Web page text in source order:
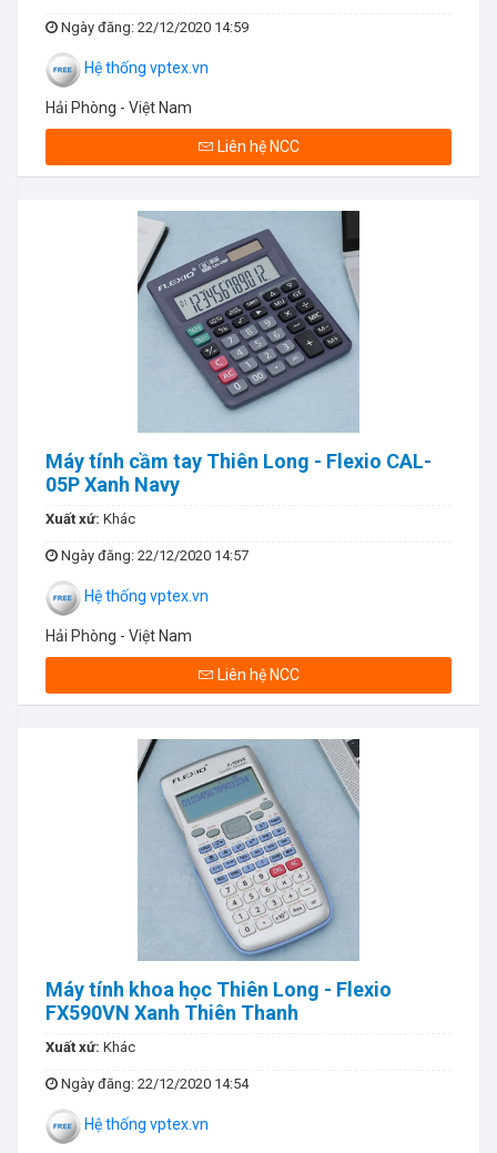
Ngày đăng: 22/12/2020 14:59
Hệ thống vptex.vn
Hải Phòng - Việt Nam
Liên hệ NCC
Máy tính cầm tay Thiên Long - Flexio CAL-
05P Xanh Navy
Xuất xứ: Khác
Ngày đăng: 22/12/2020 14:57
Hệ thống vptex.vn
Hải Phòng - Việt Nam
Liên hệ NCC
Máy tính khoa học Thiên Long - Flexio
FX590VN Xanh Thiên Thanh
Xuất xứ: Khác
Ngày đăng: 22/12/2020 14:54
Hệ thống vptex.vn